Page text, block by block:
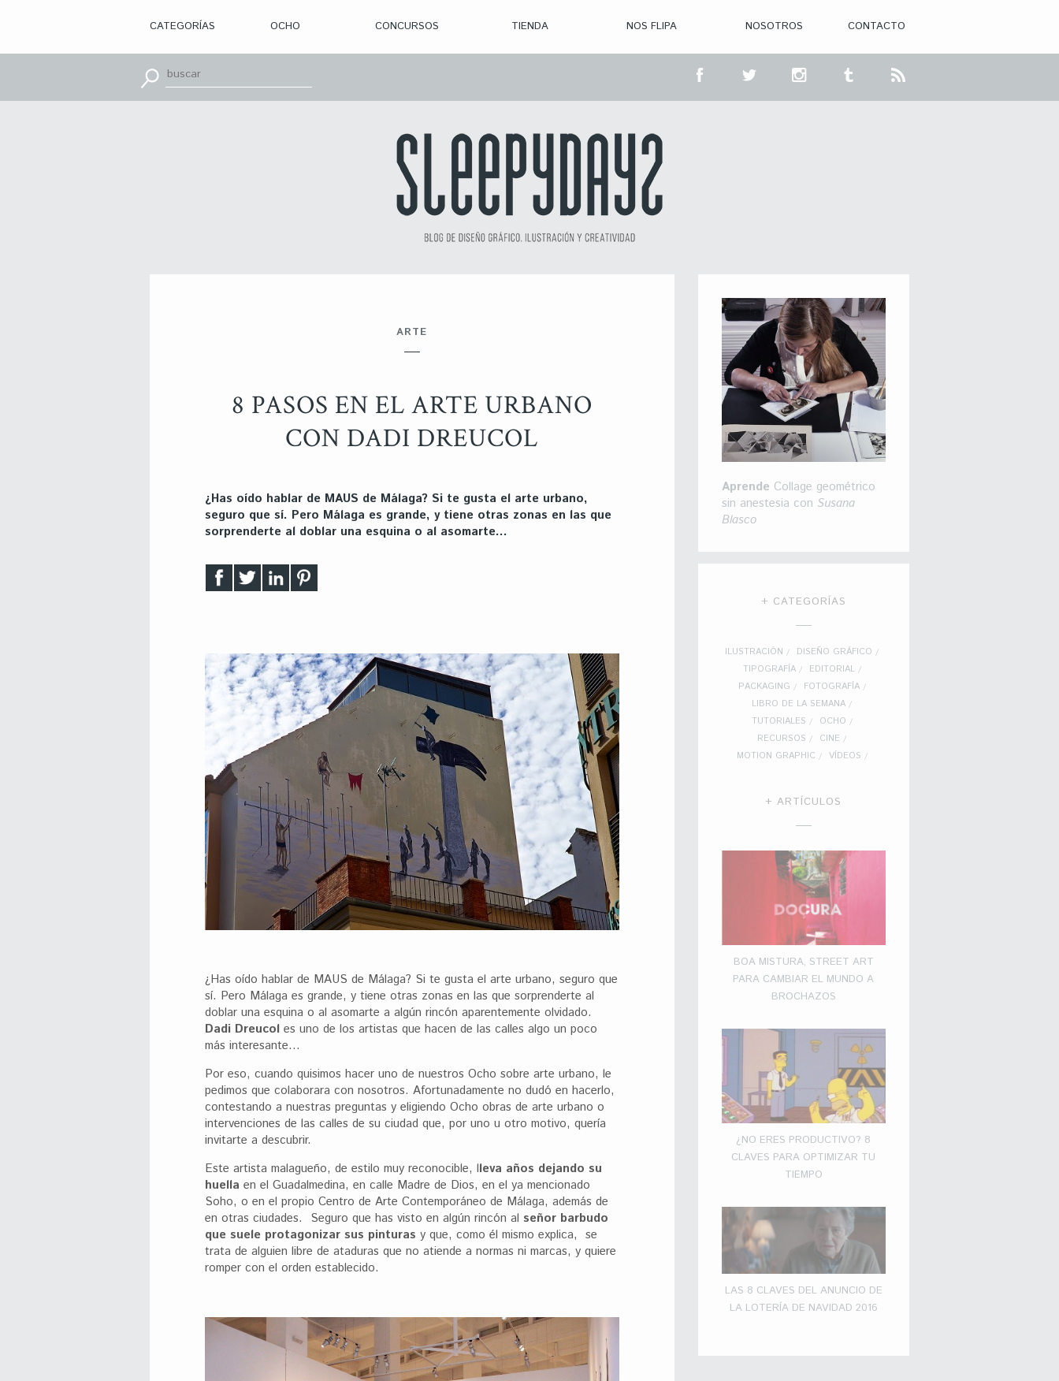
CATEGORÍAS
> DISEÑO
> APRENDE
CON
OCHO CONCURSOS
> CON. CERRADA
TIENDA NOS FLIPA NOSOTROS CONTACTO
ARTE
8 PASOS EN EL ARTE URBANO
CON DADI DREUCOL
¿Has oído hablar de MAUS de Málaga? Si te gusta el arte urbano,
seguro que sí. Pero Málaga es grande, y tiene otras zonas en las que
sorprenderte al doblar una esquina o al asomarte…
¿Has oído hablar de MAUS de Málaga? Si te gusta el arte urbano, seguro que
sí. Pero Málaga es grande, y tiene otras zonas en las que sorprenderte al
doblar una esquina o al asomarte a algún rincón aparentemente olvidado.
Dadi Dreucol es uno de los artistas que hacen de las calles algo un poco
más interesante…
Por eso, cuando quisimos hacer uno de nuestros Ocho sobre arte urbano, le
pedimos que colaborara con nosotros. Afortunadamente no dudó en hacerlo,
contestando a nuestras preguntas y eligiendo Ocho obras de arte urbano o
intervenciones de las calles de su ciudad que, por uno u otro motivo, quería
invitarte a descubrir.
Este artista malagueño, de estilo muy reconocible, lleva años dejando su
huella en el Guadalmedina, en calle Madre de Dios, en el ya mencionado
Soho, o en el propio Centro de Arte Contemporáneo de Málaga, además de
en otras ciudades. Seguro que has visto en algún rincón al señor barbudo
que suele protagonizar sus pinturas y que, como él mismo explica, se
trata de alguien libre de ataduras que no atiende a normas ni marcas, y quiere
romper con el orden establecido.
Aprende Collage geométrico
sin anestesia con Susana
Blasco
+ CATEGORÍAS
ILUSTRACIÓN
DISEÑO GRÁFICO
TIPOGRAFÍA
EDITORIAL
PACKAGING
FOTOGRAFÍA
LIBRO DE LA SEMANA
TUTORIALES
OCHO
RECURSOS
CINE
MOTION GRAPHIC
VÍDEOS
+ ARTÍCULOS
BOA MISTURA, STREET ART
PARA CAMBIAR EL MUNDO A
BROCHAZOS
¿NO ERES PRODUCTIVO? 8
CLAVES PARA OPTIMIZAR TU
TIEMPO
LAS 8 CLAVES DEL ANUNCIO DE
LA LOTERÍA DE NAVIDAD 2016